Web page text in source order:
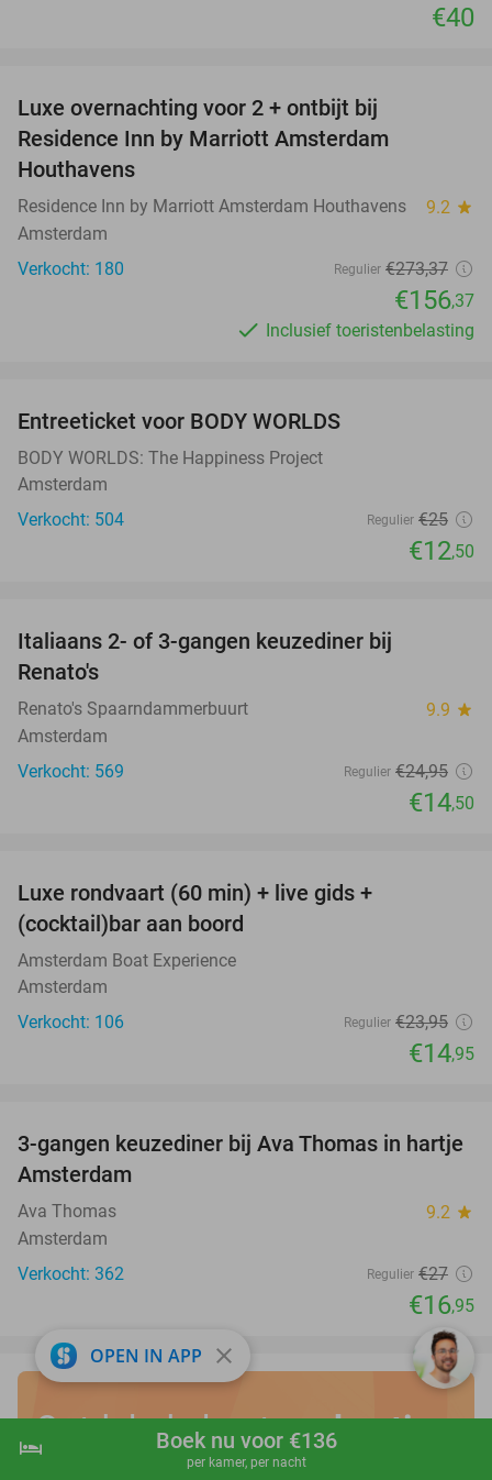
shopping_cart Boek nu
hotel Boek nu voor €136
per kamer, per nacht
€40
Luxe overnachting voor 2 + ontbijt bij
Residence Inn by Marriott Amsterdam
Houthavens
Residence Inn by Marriott Amsterdam Houthavens 9.2 star
Amsterdam
Verkocht: 180
Regulier €273,37
€156,37
Inclusief toeristenbelasting
Entreeticket voor BODY WORLDS
BODY WORLDS: The Happiness Project
Amsterdam
Verkocht: 504
Regulier €25
€12,50
Italiaans 2- of 3-gangen keuzediner bij
Renato's
Renato's Spaarndammerbuurt 9.9 star
Amsterdam
Verkocht: 569
Regulier €24,95
€14,50
Luxe rondvaart (60 min) + live gids +
(cocktail)bar aan boord
Amsterdam Boat Experience
Amsterdam
Verkocht: 106
Regulier €23,95
€14,95
37%
3-gangen keuzediner bij Ava Thomas in hartje
Amsterdam
Ava Thomas 9.2 star
Amsterdam
Verkocht: 362
Regulier €27
€16,95
Ontdek de bestevakantie
OPEN IN APP close